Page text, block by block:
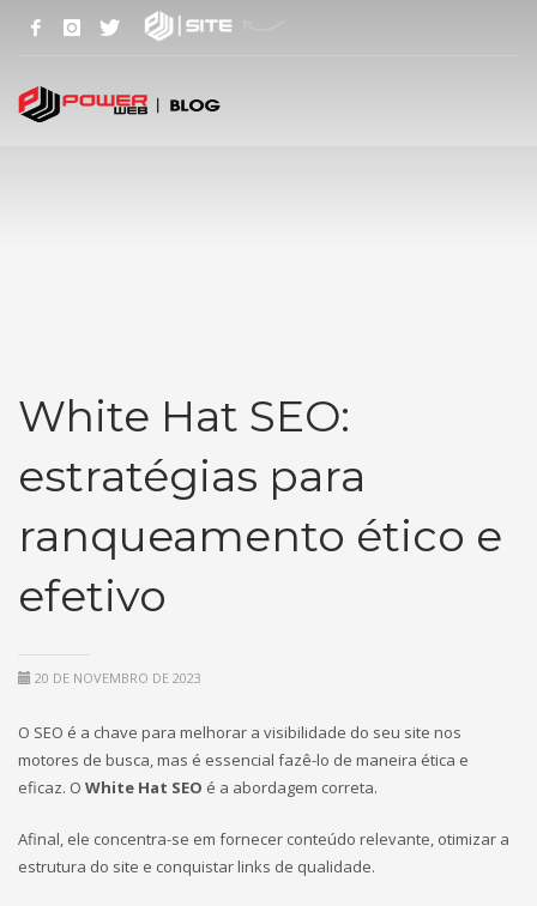
White Hat SEO:
estratégias para
ranqueamento ético e
efetivo
20 DE NOVEMBRO DE 2023
O SEO é a chave para melhorar a visibilidade do seu site nos
motores de busca, mas é essencial fazê-lo de maneira ética e
eficaz. O White Hat SEO é a abordagem correta.
Afinal, ele concentra-se em fornecer conteúdo relevante, otimizar a
estrutura do site e conquistar links de qualidade.